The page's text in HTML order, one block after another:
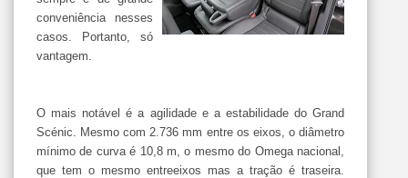
conveniência nesses
casos. Portanto, só
vantagem.
O mais notável é a agilidade e a estabilidade do Grand
Scénic. Mesmo com 2.736 mm entre os eixos, o diâmetro
mínimo de curva é 10,8 m, o mesmo do Omega nacional,
que tem o mesmo entreeixos mas a tração é traseira.